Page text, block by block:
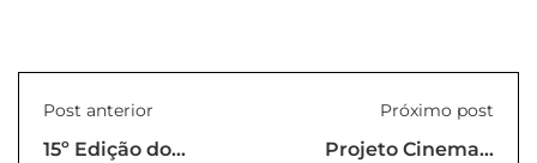
Post anterior
15º Edição do
Próximo post
Projeto Cinema –